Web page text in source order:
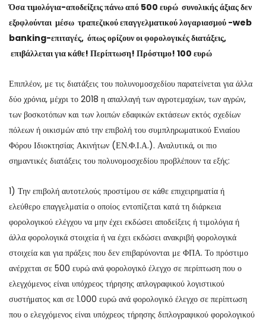
Όσα τιμολόγια-αποδείξεις πάνω από 500 ευρώ συνολικής άξιας δεν
εξοφλούνται μέσω τραπεζικού επαγγελματικού λογαριασμού -web
banking-επιταγές, όπως ορίζουν οι φορολογικές διατάξεις,
επιβάλλεται για κάθε! Περίπτωση! Πρόστιμο! 100 ευρώ
Επιπλέον, με τις διατάξεις του πολυνομοσχεδίου παρατείνεται για άλλα
δύο χρόνια, μέχρι το 2018 η απαλλαγή των αγροτεμαχίων, των αγρών,
των βοσκοτόπων και των λοιπών εδαφικών εκτάσεων εκτός σχεδίων
πόλεων ή οικισμών από την επιβολή του συμπληρωματικού Ενιαίου
Φόρου Ιδιοκτησίας Ακινήτων (ΕΝ.Φ.Ι.Α.). Αναλυτικά, οι πιο
σημαντικές διατάξεις του πολυνομοσχεδίου προβλέπουν τα εξής:
1) Την επιβολή αυτοτελούς προστίμου σε κάθε επιχειρηματία ή
ελεύθερο επαγγελματία ο οποίος εντοπίζεται κατά τη διάρκεια
φορολογικού ελέγχου να μην έχει εκδώσει αποδείξεις ή τιμολόγια ή
άλλα φορολογικά στοιχεία ή να έχει εκδώσει ανακριβή φορολογικά
στοιχεία και για πράξεις που δεν επιβαρύνονται με ΦΠΑ. Το πρόστιμο
ανέρχεται σε 500 ευρώ ανά φορολογικό έλεγχο σε περίπτωση που ο
ελεγχόμενος είναι υπόχρεος τήρησης απλογραφικού λογιστικού
συστήματος και σε 1.000 ευρώ ανά φορολογικό έλεγχο σε περίπτωση
που ο ελεγχόμενος είναι υπόχρεος τήρησης διπλογραφικού φορολογικού